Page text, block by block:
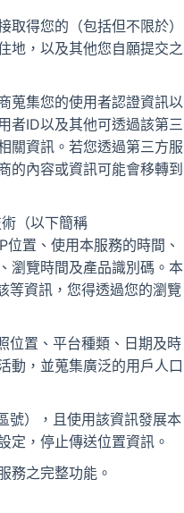
得您的（包括但不限於）
地，以及其他您自願提交之
蒐集您的使用者認證資訊以
者ID以及其他可透過該第三
關資訊。若您透過第三方服
的內容或資訊可能會移轉到
（以下簡稱
置、使用本服務的時間、
瀏覽時間及產品識別碼。本
等資訊，您得透過您的瀏覽
位置、平台種類、日期及時
動，並蒐集廣泛的用戶人口
號），且使用該資訊發展本
定，停止傳送位置資訊。
務之完整功能。